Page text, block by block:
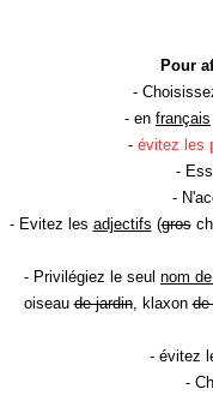
Pour
-
- en français
- évitez les
-
-
- Evitez les adjectifs (gros
- Privilégiez le seul nom
oiseaude jardin, klaxonde
- évitez
-